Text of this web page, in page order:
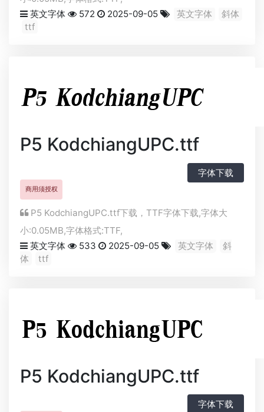
英文字体
572 2025-09-05 英文字体
斜体
ttf
P5 KodchiangUPC.ttf
字体下载
商用须授权
P5 KodchiangUPC.ttf下载， TTF字体下载,字体大
小:0.05MB,字体格式:TTF,
英文字体
533 2025-09-05 英文字体
斜
体
ttf
P5 KodchiangUPC.ttf
字体下载